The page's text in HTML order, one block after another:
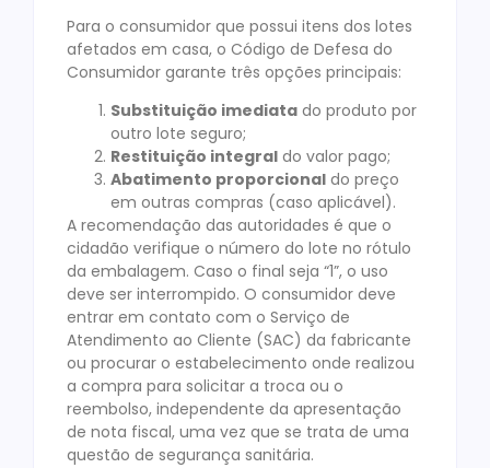
Para o consumidor que possui itens dos lotes
afetados em casa, o Código de Defesa do
Consumidor garante três opções principais:
Substituição imediata do produto por
outro lote seguro;
Restituição integral do valor pago;
Abatimento proporcional do preço
em outras compras (caso aplicável).
A recomendação das autoridades é que o
cidadão verifique o número do lote no rótulo
da embalagem. Caso o final seja “1”, o uso
deve ser interrompido. O consumidor deve
entrar em contato com o Serviço de
Atendimento ao Cliente (SAC) da fabricante
ou procurar o estabelecimento onde realizou
a compra para solicitar a troca ou o
reembolso, independente da apresentação
de nota fiscal, uma vez que se trata de uma
questão de segurança sanitária.